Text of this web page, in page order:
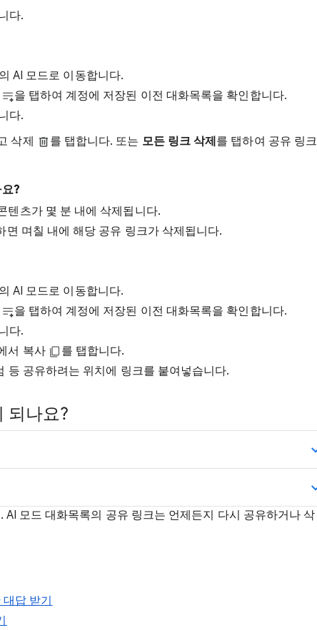
다.
의 AI 모드로 이동합니다.
을 탭하여 계정에 저장된 이전 대화목록을 확인합니다.
다.
삭제
를 탭합니다. 또는 모든 링크 삭제 를 탭하여 공유 링크
?
텐츠가 몇 분 내에 삭제됩니다.
면 며칠 내에 해당 공유 링크가 삭제됩니다.
의 AI 모드로 이동합니다.
을 탭하여 계정에 저장된 이전 대화목록을 확인합니다.
다.
서 복사
를 탭합니다.
등 공유하려는 위치에 링크를 붙여넣습니다.
되나요?
AI 모드 대화목록의 공유 링크는 언제든지 다시 공유하거나 삭
답 받기